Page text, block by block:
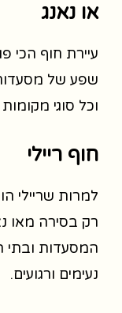
או נאנג
עיירת חוף הכי
שפע של מסעדות
וכל סוגי
חוף ריילי
למרות שריילי
רק בסירה מאו
המסעדות ובתי
נעימים ורגועים.